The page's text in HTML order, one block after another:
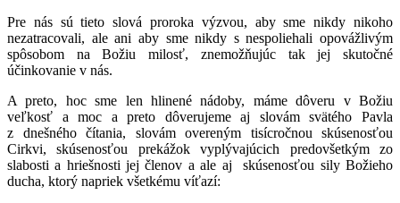
Pre nás sú tieto slová proroka výzvou, aby sme nikdy nikoho
nezatracovali, ale ani aby sme nikdy s nespoliehali opovážlivým
spôsobom na Božiu milosť, znemožňujúc tak jej skutočné
účinkovanie v nás.
A preto, hoc sme len hlinené nádoby, máme dôveru v Božiu
veľkosť a moc a preto dôverujeme aj slovám svätého Pavla
z dnešného čítania, slovám overeným tisícročnou skúsenosťou
Cirkvi, skúsenosťou prekážok vyplývajúcich predovšetkým zo
slabosti a hriešnosti jej členov a ale aj skúsenosťou sily Božieho
ducha, ktorý napriek všetkému víťazí: